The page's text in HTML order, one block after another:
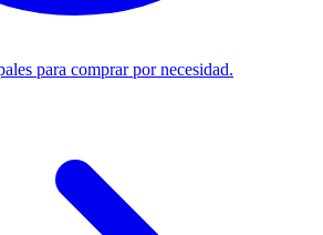
para comprar por necesidad.